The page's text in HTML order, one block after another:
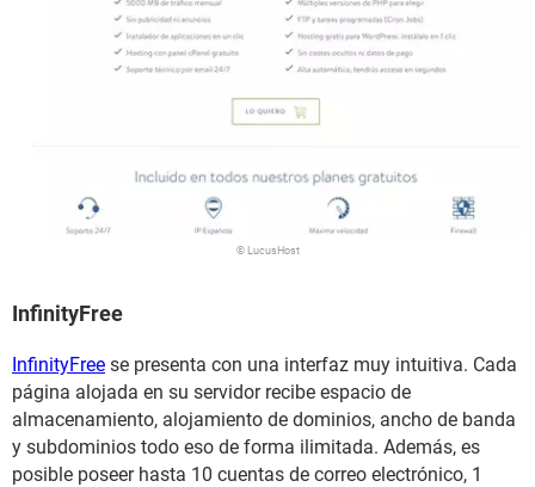
© LucusHost
InfinityFree
InfinityFree se presenta con una interfaz muy intuitiva. Cada
página alojada en su servidor recibe espacio de
almacenamiento, alojamiento de dominios, ancho de banda
y subdominios todo eso de forma ilimitada. Además, es
posible poseer hasta 10 cuentas de correo electrónico, 1